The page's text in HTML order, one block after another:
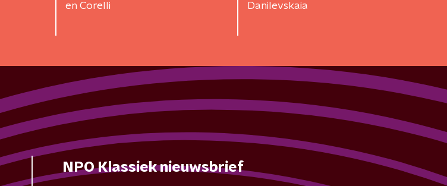
en Corelli
Danilevskaia
NPO Klassiek nieuwsbrief